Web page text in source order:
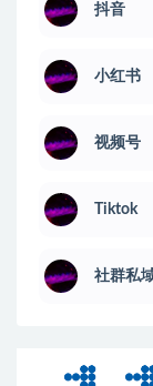
抖音
小红书
视频号
Tiktok
社群私